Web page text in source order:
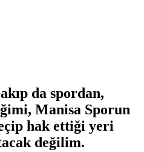
da spordan,
Manisa Sporun
hak ettiği yeri
değilim.